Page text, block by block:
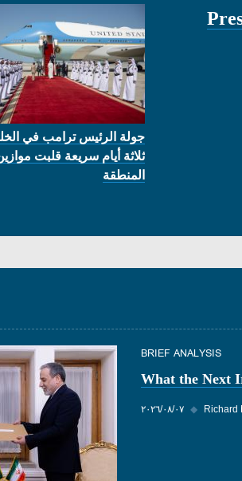
جولة الرئيس ترامب في
ثلاثة أيام سريعة قلبت
المنطقة
BRIEF ANALYSIS
What the Next
٠٧‏/٠٨‏/٢٠٢٦ ◆ Richard